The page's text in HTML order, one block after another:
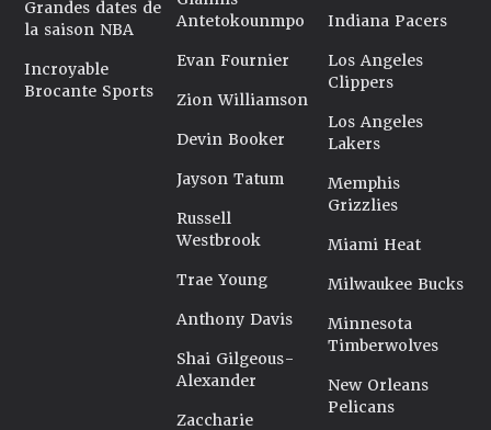
Grandes dates de
la saison NBA
Incroyable
Brocante Sports
Antetokounmpo
Evan Fournier
Zion Williamson
Devin Booker
Jayson Tatum
Russell
Westbrook
Trae Young
Anthony Davis
Shai Gilgeous-
Alexander
Zaccharie
Indiana Pacers
Los Angeles
Clippers
Los Angeles
Lakers
Memphis
Grizzlies
Miami Heat
Milwaukee Bucks
Minnesota
Timberwolves
New Orleans
Pelicans